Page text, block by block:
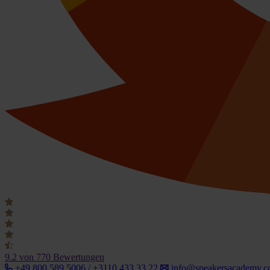
9.2 von 770 Bewertungen
+49 800 589 5006 / +3110 433 33 22